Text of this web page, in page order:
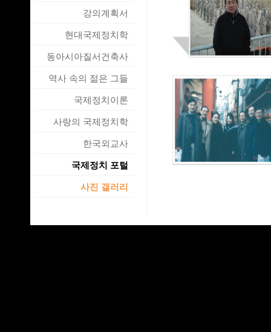
강의계획서
현대국제정치학
동아시아질서건축사
역사 속의 젊은 그들
국제정치이론
사랑의 국제정치학
한국외교사
국제정치 포털
사진 갤러리